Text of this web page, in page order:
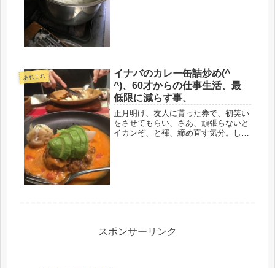
あれこれ
イナバのカレー缶詰炒め(^
^)、60才からの仕事生活、最
低限に減らす事、
正月明け、友人に貰った券で、初笑い
をさせてもらい、さあ、頑張らないと
イカンぞ、と褌、締め直す気分。しか
スポンサーリンク